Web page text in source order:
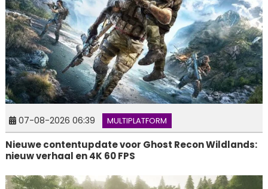
07-08-2026 06:39 MULTIPLATFORM
Nieuwe contentupdate voor Ghost Recon Wildlands:
nieuw verhaal en 4K 60 FPS